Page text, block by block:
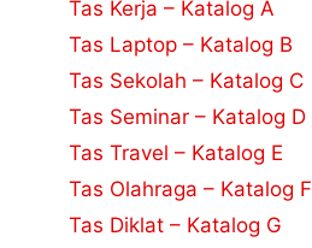
Tas Kerja – Katalog A
Tas Laptop – Katalog B
Tas Sekolah – Katalog C
Tas Seminar – Katalog D
Tas Travel – Katalog E
Tas Olahraga – Katalog F
Tas Diklat – Katalog G